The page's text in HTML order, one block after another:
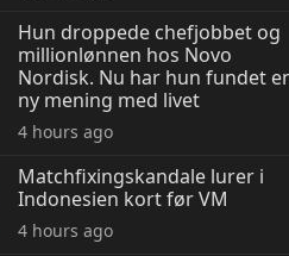
Hun droppede chefjobbet og
millionlønnen hos Novo
Nordisk. Nu har hun fundet
ny mening med livet
4 hours ago
Matchfixingskandale lurer i
Indonesien kort før VM
4 hours ago